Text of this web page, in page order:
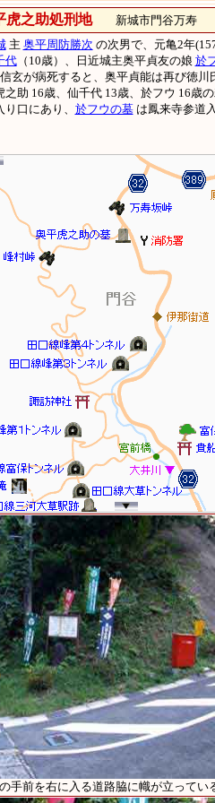
虎之助処刑地新城市門谷万寿
主 奥平周防勝次 の次男で、元亀2年
代（10歳）、日近城主奥平貞友の娘 於
玄が病死すると、奥平貞能は再び徳
助 16歳、仙千代 13歳、於フウ 16歳
口にあり、 於フウの墓は鳳来寺参道
手前を右に入る道路脇に幟が立ってい